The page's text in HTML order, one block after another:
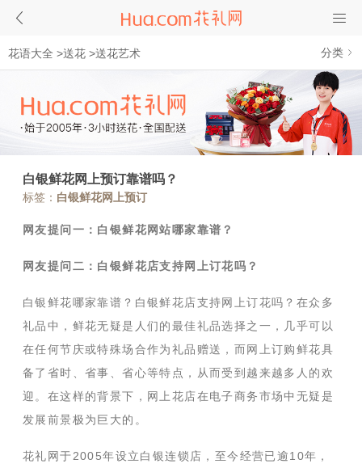
花语大全 >送花 >送花艺术 分类
白银鲜花网上预订靠谱吗？
标签： 白银鲜花网上预订
网友提问一：白银鲜花网站哪家靠谱？
网友提问二：白银鲜花店支持网上订花吗？
白银鲜花哪家靠谱？白银鲜花店支持网上订花吗？在众多
礼品中，鲜花无疑是人们的最佳礼品选择之一，几乎可以
在任何节庆或特殊场合作为礼品赠送，而网上订购鲜花具
备了省时、省事、省心等特点，从而受到越来越多人的欢
迎。在这样的背景下，网上花店在电子商务市场中无疑是
发展前景极为巨大的。
花礼网于2005年设立白银连锁店，至今经营已逾10年，